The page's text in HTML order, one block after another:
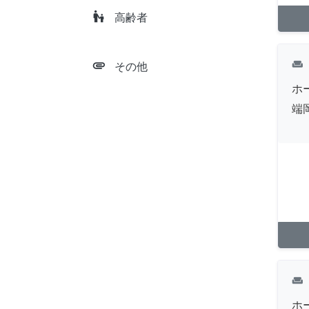
escalator_warning 高齢者
attachment その他 weekend
ホ
端
weekend
ホ